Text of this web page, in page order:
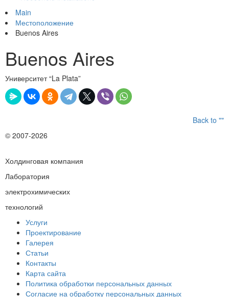
Main
Местоположение
Buenos Aires
Buenos Aires
Университет “La Plata”
Back to ""
© 2007-2026
Холдинговая компания
Лаборатория
электрохимических
технологий
Услуги
Проектирование
Галерея
Статьи
Контакты
Карта сайта
Политика обработки персональных данных
Согласие на обработку персональных данных